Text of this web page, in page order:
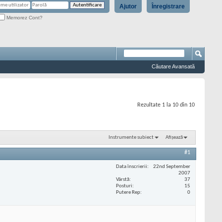
Înregistrare
Ajutor
Memorez Cont?
Căutare Avansată
Rezultate 1 la 10 din 10
Instrumente subiect Afișează
#1
Data înscrierii
22nd September
2007
Vârstă
37
Posturi
15
Putere Rep
0